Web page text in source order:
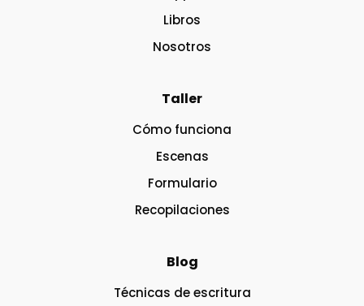
Libros
Nosotros
Taller
Cómo funciona
Escenas
Formulario
Recopilaciones
Blog
Técnicas de escritura